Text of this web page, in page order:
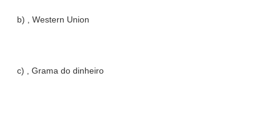
b) , Western Union
c) , Grama do dinheiro